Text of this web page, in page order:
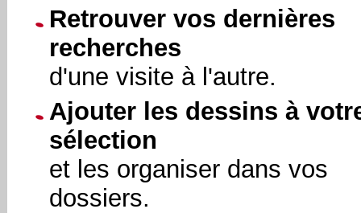
Retrouver vos dernières
recherches
d'une visite à l'autre.
Ajouter les dessins à
sélection
et les organiser dans vos
dossiers.